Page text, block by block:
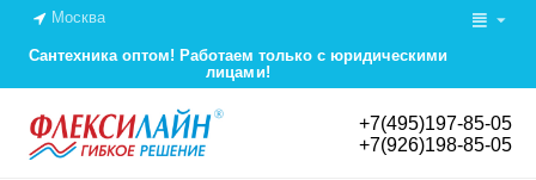
Москва
Сантехника оптом! Работаем только с юридическими
лицами!
+7(495)197-85-05
+7(926)198-85-05